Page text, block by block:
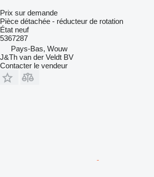
Prix sur demande
Pièce détachée - réducteur de rotation
État neuf
5367287
Pays-Bas, Wouw
J&Th van der Veldt BV
Contacter le vendeur